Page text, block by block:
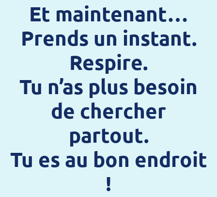
Et maintenant…
Prends un instant.
Respire.
Tu n’as plus besoin
de chercher
partout.
Tu es au bon endroit
!